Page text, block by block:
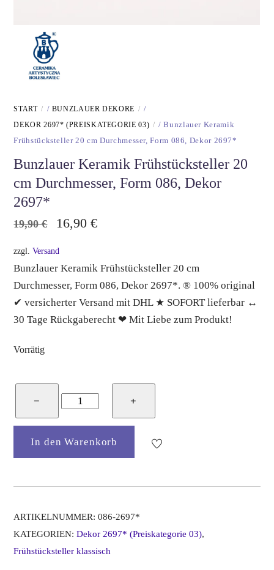
START / BUNZLAUER DEKORE
/
DEKOR 2697* (PREISKATEGORIE 03)
/ Bunzlauer Keramik
Frühstücksteller 20 cm Durchmesser, Form 086, Dekor 2697*
Bunzlauer Keramik Frühstücksteller 20
cm Durchmesser, Form 086, Dekor
2697*
19,90€
Ursprünglicher
war:
19,90 €
16,90€Aktueller
16,90 €.
zzgl.Versand
Bunzlauer Keramik Frühstücksteller 20 cm
Durchmesser, Form 086, Dekor 2697*. ® 100% original
✔ versicherter Versand mit DHL ★ SOFORT lieferbar ↔
30 Tage Rückgaberecht ❤ Mit Liebe zum Produkt!
Vorrätig
−
Bunzlauer
Keramik
Frühstücksteller
20
cm
086,
Dekor
2697*
+
In den Warenkorb
ARTIKELNUMMER:086-2697*
KATEGORIEN:Dekor 2697* (Preiskategorie 03),
Frühstücksteller klassisch